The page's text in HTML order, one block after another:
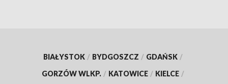
BIAŁYSTOK / BYDGOSZCZ / GDAŃSK /
GORZÓW WLKP. / KATOWICE / KIELCE /